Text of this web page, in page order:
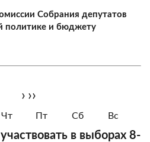
Собрания депутатов
политике и бюджету
› ››
Чт Пт Сб Вс
в выборах 8-